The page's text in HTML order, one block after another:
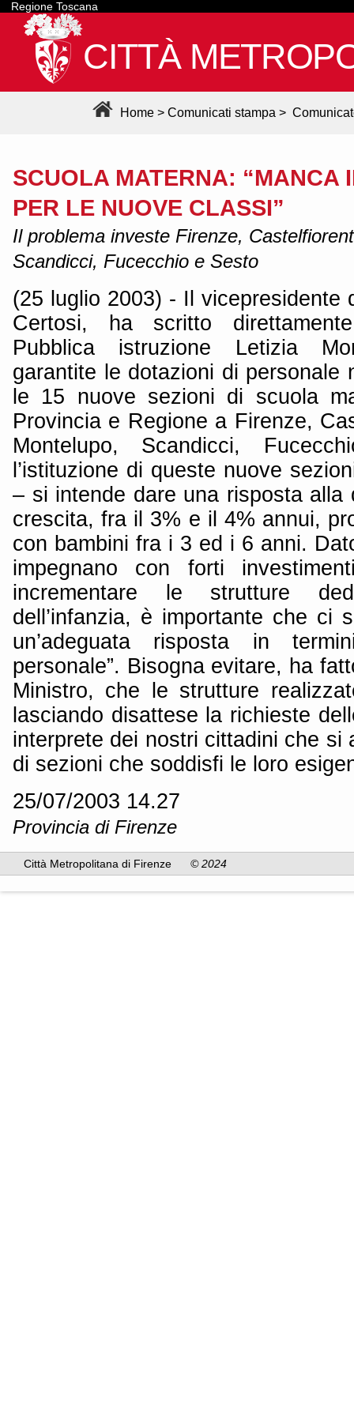
Regione Toscana
CITTÀ
Home > Comunicati stampa >
SCUOLA MATERNA: “MANCA
PER LE NUOVE CLASSI”
Il problema investe Firenze,
Scandicci, Fucecchio e Sesto
(25 luglio 2003) - Il vicepresidente
Certosi, ha scritto
Pubblica istruzione Letizia
garantite le dotazioni di personale
le 15 nuove sezioni di scuola
Provincia e Regione a Firenze,
Montelupo, Scandicci,
l’istituzione di queste nuove
– si intende dare una risposta alla
crescita, fra il 3% e il 4% annui,
con bambini fra i 3 ed i 6 anni.
impegnano con forti
incrementare le strutture
dell’infanzia, è importante che ci
un’adeguata risposta in
personale”. Bisogna evitare, ha
Ministro, che le strutture
lasciando disattese la richieste
interprete dei nostri cittadini che si
di sezioni che soddisfi le loro
25/07/2003 14.27
Provincia di Firenze
Città Metropolitana di Firenze © 2024